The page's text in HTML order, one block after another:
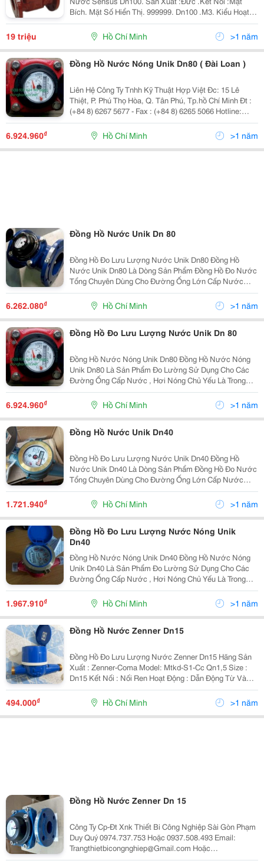
Bích. Mặt Số Hiển Thị. 999999. Dn100 .M3. Kiểu Hoạt
Động :Từ. Hàng Mới 100%,Bảo Hành 12 Tháng.giao
Hàng Nhanh Chóng Tận Nơi,Uy Tín ,Chất Lượng.qúy
19 triệu Hồ Chí Minh >1 năm
Đồng Hồ Nước Nóng Unik Dn80 ( Đài Loan )
Liên Hệ Công Ty Tnhh Kỹ Thuật Hợp Việt Đc: 15 Lê
Thiệt, P. Phú Thọ Hòa, Q. Tân Phú, Tp.hồ Chí Minh Đt :
(+84 8) 6267 5677 - Fax : (+84 8) 6265 5066 Hotline:
0903 056 455 - 0914654500 Email: Info@Hopviet.vn -
Website: Www.hopviet.vn
6.924.960₫ Hồ Chí Minh >1 năm
Đồng Hồ Nước Unik Dn 80
Đồng Hồ Đo Lưu Lượng Nước Unik Dn80 Đồng Hồ
Nước Unik Dn80 Là Dòng Sản Phẩm Đồng Hồ Đo Nước
Tổng Chuyên Dùng Cho Đường Ống Lớn Cấp Nước
Của Các Tòa Nhà , Chung Cư , Đường Ống Nước Sạch
Chính Của Quận , Huyện Hoặc Dùng Làm Đồng Hồ Đo
Lưu Lượng Nước
6.262.080₫ Hồ Chí Minh >1 năm
Đồng Hồ Đo Lưu Lượng Nước Unik Dn 80
Đồng Hồ Nước Nóng Unik Dn80 Đồng Hồ Nước Nóng
Unik Dn80 Là Sản Phẩm Đo Lường Sử Dụng Cho Các
Đường Ống Cấp Nước , Hơi Nóng Chủ Yếu Là Trong
Các Nhà Máy Và Xí Nghiệp Dệt , Hóa Chất . Đồng Hồ
Nước Nóng Unik Dn80 Size : Dn80 Kết Nối : Bíc
6.924.960₫ Hồ Chí Minh >1 năm
Đồng Hồ Nước Unik Dn40
Đồng Hồ Đo Lưu Lượng Nước Unik Dn40 Đồng Hồ
Nước Unik Dn40 Là Dòng Sản Phẩm Đồng Hồ Đo Nước
Tổng Chuyên Dùng Cho Đường Ống Lớn Cấp Nước
Của Các Tòa Nhà , Chung Cư , Đường Ống Nước Sạch
Chính Của Quận , Huyện Hoặc Dùng Làm Đồng Hồ Đo
Lưu Lượng Nước
1.721.940₫ Hồ Chí Minh >1 năm
Đồng Hồ Đo Lưu Lượng Nước Nóng Unik
Dn40
Đồng Hồ Nước Nóng Unik Dn40 Đồng Hồ Nước Nóng
Unik Dn40 Là Sản Phẩm Đo Lường Sử Dụng Cho Các
Đường Ống Cấp Nước , Hơi Nóng Chủ Yếu Là Trong
Các Nhà Máy Và Xí Nghiệp Dệt , Hóa Chất . Đồng Hồ
Nước Nóng Unik Dn40 Size : Dn40 Kết Nối : Bíc
1.967.910₫ Hồ Chí Minh >1 năm
Đồng Hồ Nước Zenner Dn15
Đồng Hồ Đo Lưu Lượng Nước Zenner Dn15 Hãng Sản
Xuất : Zenner-Coma Model: Mtkd-S1-Cc Qn1,5 Size :
Dn15 Kết Nối : Nối Ren Hoạt Động : Dẫn Động Từ Và
Dạng Cơ Kiểu Hiển Thị Sô Trực Tiếp : 0000,000M3 Với
Size 21, 00000M3 Với Size : 27 -
494.000₫ Hồ Chí Minh >1 năm
Đồng Hồ Nước Zenner Dn 15
Công Ty Cp-Đt Xnk Thiết Bi Công Nghiệp Sài Gòn Phạm
Duy Quý 0974.737.753 Hoặc 0937.508.493 Email:
Trangthietbicongnghiep@Gmail.com Hoặc
Vandonghonuoc@Gmail.c